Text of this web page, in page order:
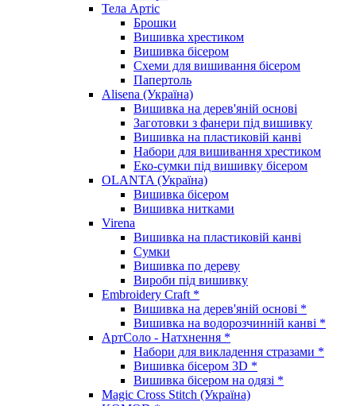
Тела Артіс
Брошки
Вишивка хрестиком
Вишивка бісером
Схеми для вишивання бісером
Папертоль
Alisena (Україна)
Вишивка на дерев'яній основі
Заготовки з фанери під вишивку
Вишивка на пластиковій канві
Набори для вишивання хрестиком
Еко-сумки під вишивку бісером
OLANTA (Україна)
Вишивка бісером
Вишивка нитками
Virena
Вишивка на пластиковій канві
Сумки
Вишивка по дереву
Вироби під вишивку
Embroidery Craft *
Вишивка на дерев'яній основі *
Вишивка на водорозчинній канві *
АртСоло - Натхнення *
Набори для викладення стразами *
Вишивка бісером 3D *
Вишивка бісером на одязі *
Magic Cross Stitch (Україна)